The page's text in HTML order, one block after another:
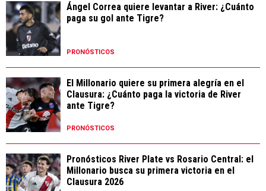
Ángel Correa quiere levantar a River: ¿Cuánto
paga su gol ante Tigre?
PRONÓSTICOS
El Millonario quiere su primera alegría en el
Clausura: ¿Cuánto paga la victoria de River
ante Tigre?
PRONÓSTICOS
Pronósticos River Plate vs Rosario Central: el
Millonario busca su primera victoria en el
Clausura 2026